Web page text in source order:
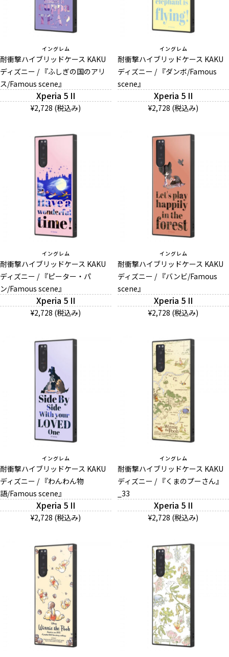
イングレム
耐衝撃ハイブリッドケース KAKU
ディズニー / 『ふしぎの国のアリ
ス/Famous scene』
Xperia 5 II
¥2,728 (税込み)
イングレム
耐衝撃ハイブリッドケース KAKU
ディズニー / 『ダンボ/Famous
scene』
Xperia 5 II
¥2,728 (税込み)
イングレム
耐衝撃ハイブリッドケース KAKU
ディズニー / 『ピーター・パ
ン/Famous scene』
Xperia 5 II
¥2,728 (税込み)
イングレム
耐衝撃ハイブリッドケース KAKU
ディズニー / 『バンビ/Famous
scene』
Xperia 5 II
¥2,728 (税込み)
イングレム
耐衝撃ハイブリッドケース KAKU
ディズニー / 『わんわん物
語/Famous scene』
Xperia 5 II
¥2,728 (税込み)
イングレム
耐衝撃ハイブリッドケース KAKU
ディズニー / 『くまのプーさん』
_33
Xperia 5 II
¥2,728 (税込み)